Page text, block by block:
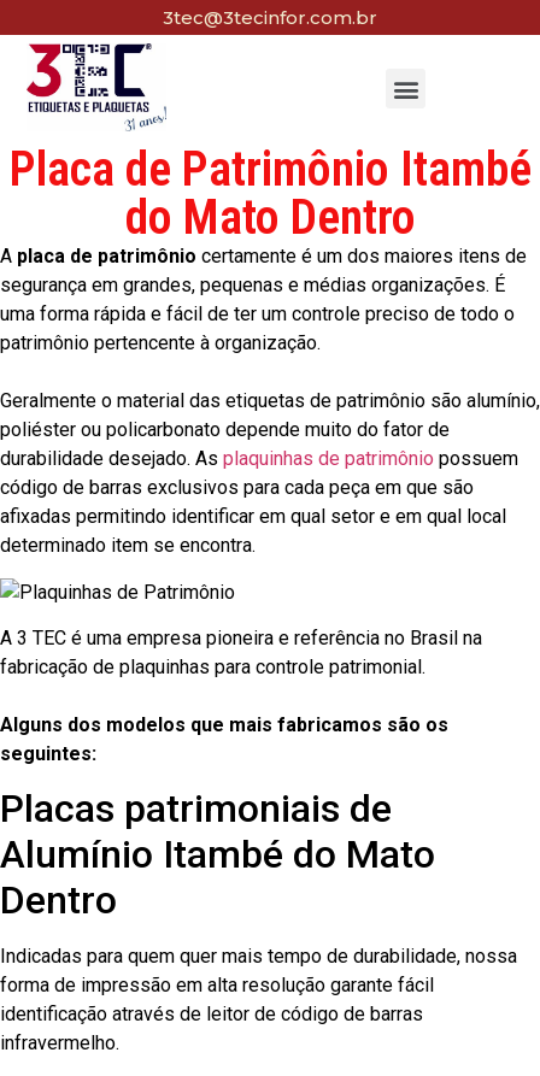
3tec@3tecinfor.com.br
Placa de Patrimônio Itambé
do Mato Dentro
A placa de patrimônio certamente é um dos maiores itens de
segurança em grandes, pequenas e médias organizações. É
uma forma rápida e fácil de ter um controle preciso de todo o
patrimônio pertencente à organização.
Geralmente o material das etiquetas de patrimônio são alumínio,
poliéster ou policarbonato depende muito do fator de
durabilidade desejado. As plaquinhas de patrimônio possuem
código de barras exclusivos para cada peça em que são
afixadas permitindo identificar em qual setor e em qual local
determinado item se encontra.
A 3 TEC é uma empresa pioneira e referência no Brasil na
fabricação de plaquinhas para controle patrimonial.
Alguns dos modelos que mais fabricamos são os
seguintes:
Placas patrimoniais de
Alumínio Itambé do Mato
Dentro
Indicadas para quem quer mais tempo de durabilidade, nossa
forma de impressão em alta resolução garante fácil
identificação através de leitor de código de barras
infravermelho.